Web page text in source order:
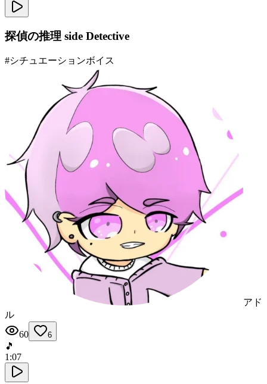
探偵の推理 side Detective
#シチュエーションボイス
アド
ル
60
6
🎵
1:07